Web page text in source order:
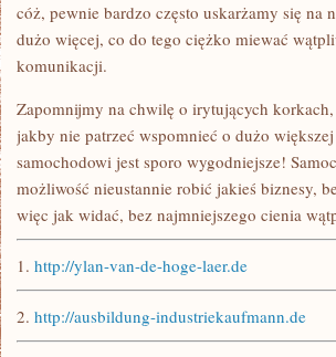
cóż, pewnie bardzo często uskarżamy się
dużo więcej, co do tego ciężko miewać
komunikacji.
Zapomnijmy na chwilę o irytujących
jakby nie patrzeć wspomnieć o dużo
samochodowi jest sporo wygodniejsze!
możliwość nieustannie robić jakieś biznesy,
więc jak widać, bez najmniejszego cienia
1. http://ylan-van-de-hoge-laer.de
2. http://ausbildung-industriekaufmann.de